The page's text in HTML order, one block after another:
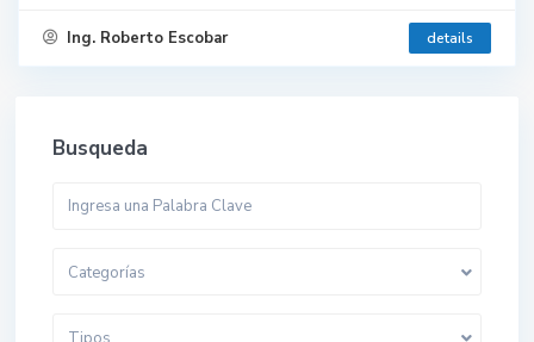
Ing. Roberto Escobar details
Busqueda
Categorías